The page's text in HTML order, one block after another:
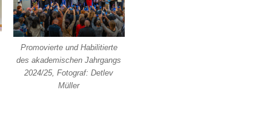
Promovierte und Habilitierte
des akademischen Jahrgangs
2024/25, Fotograf: Detlev
Müller